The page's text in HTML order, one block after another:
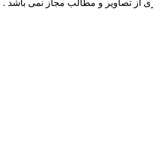
از تصاویر و مطالب مجاز نمی باشد .